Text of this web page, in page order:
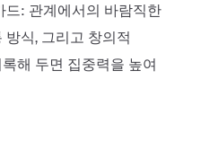
드: 관계에서의 바람직한
식, 그리고 창의적
해 두면 집중력을 높여